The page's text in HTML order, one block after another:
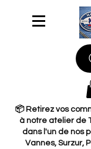
📦 Retirez vos
à notre atelier de
dans l'un de nos
Vannes, Surzur,